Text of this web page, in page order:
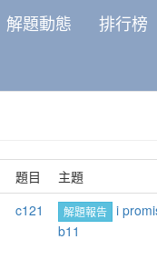
解題動態 排行榜
題目
主題
c121 解題報告 i
b11